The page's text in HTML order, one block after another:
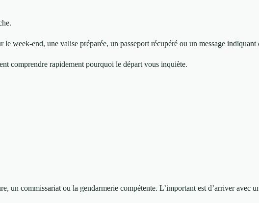
week-end, une valise préparée, un passeport récupéré ou un message indiquant
comprendre rapidement pourquoi le départ vous inquiète.
un commissariat ou la gendarmerie compétente. L’important est d’arriver avec